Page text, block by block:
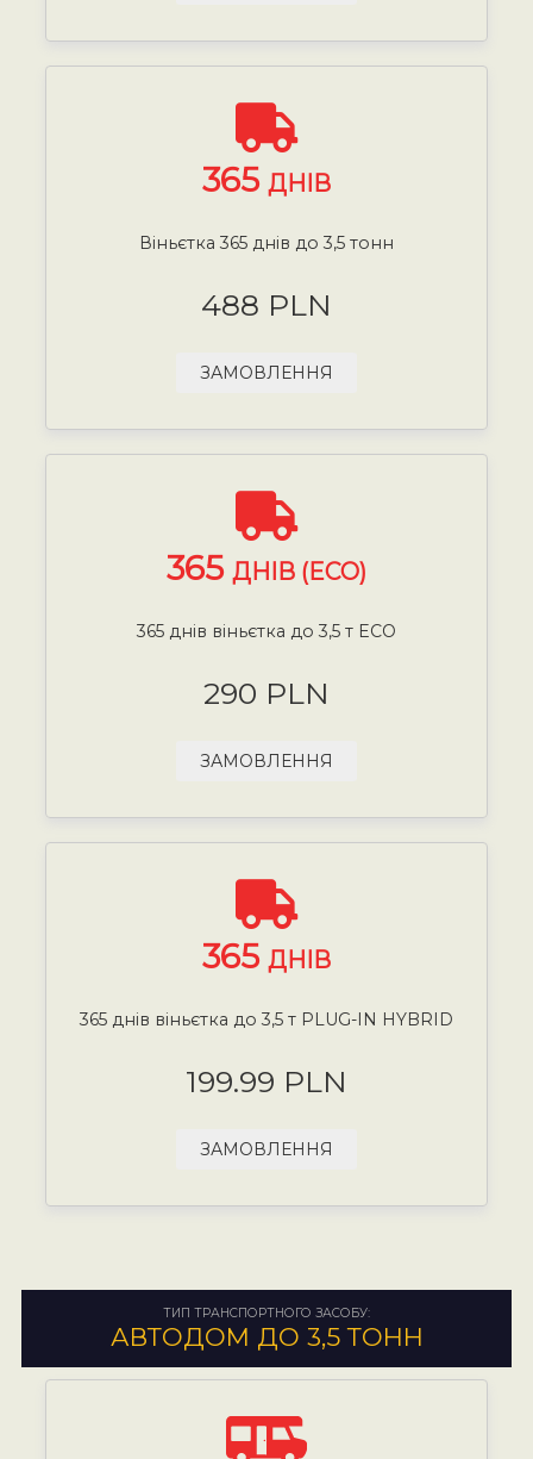
365 ДНІВ
Віньєтка 365 днів до 3,5 тонн
488 PLN
ЗАМОВЛЕННЯ
365 ДНІВ (ECO)
365 днів віньєтка до 3,5 т ECO
290 PLN
ЗАМОВЛЕННЯ
365 ДНІВ
365 днів віньєтка до 3,5 т PLUG-IN HYBRID
199.99 PLN
ЗАМОВЛЕННЯ
ТИП ТРАНСПОРТНОГО ЗАСОБУ:
АВТОДОМ ДО 3,5 ТОНН